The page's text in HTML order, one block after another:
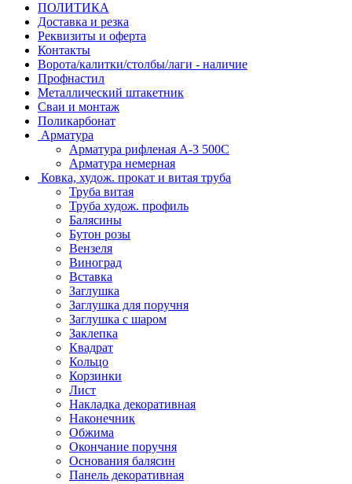
ПОЛИТИКА
Доставка и резка
Реквизиты и оферта
Контакты
Ворота/калитки/столбы/лаги - наличие
Профнастил
Металлический штакетник
Сваи и монтаж
Поликарбонат
Арматура
Арматура рифленая А-3 500С
Арматура немерная
Ковка, худож. прокат и витая труба
Труба витая
Труба худож. профиль
Балясины
Бутон розы
Вензеля
Виноград
Вставка
Заглушка
Заглушка для поручня
Заглушка с шаром
Заклепка
Квадрат
Кольцо
Корзинки
Лист
Накладка декоративная
Наконечник
Обжима
Окончание поручня
Основания балясин
Панель декоративная